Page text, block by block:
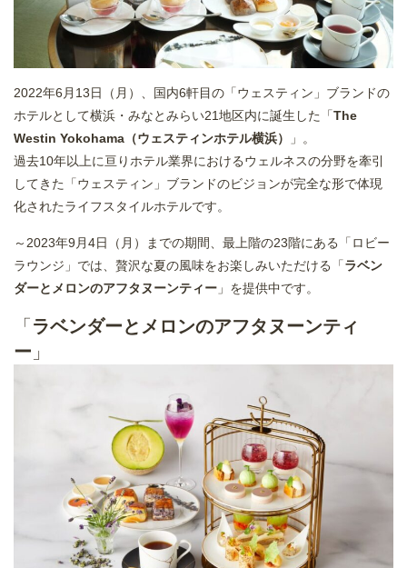
2022年6月13日（月）、国内6軒目の「ウェスティン」ブランドの
ホテルとして横浜・みなとみらい21地区内に誕生した「The
Westin Yokohama（ウェスティンホテル横浜）
」。
過去10年以上に亘りホテル業界におけるウェルネスの分野を牽引
してきた「ウェスティン」ブランドのビジョンが完全な形で体現
化されたライフスタイルホテルです。
～2023年9月4日（月）までの期間、最上階の23階にある「ロビー
ラウンジ」では、贅沢な夏の風味をお楽しみいただける「ラベン
ダーとメロンのアフタヌーンティー 」を提供中です。
「 ラベンダーとメロンのアフタヌーンティ
ー 」